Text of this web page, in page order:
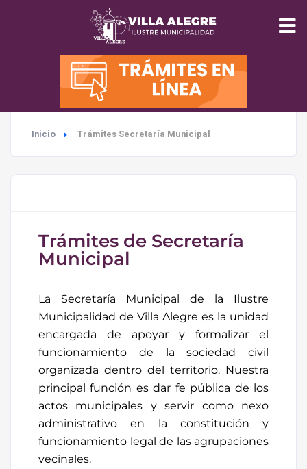
INICIO
MUNICIPALIDAD
SEGURIDAD
MEDIO AMBIENTE
Inicio Trámites Secretaría Municipal
Trámites de Secretaría
Municipal
La Secretaría Municipal de la Ilustre
Municipalidad de Villa Alegre es la unidad
encargada de apoyar y formalizar el
funcionamiento de la sociedad civil
organizada dentro del territorio. Nuestra
principal función es dar fe pública de los
actos municipales y servir como nexo
administrativo en la constitución y
funcionamiento legal de las agrupaciones
vecinales.